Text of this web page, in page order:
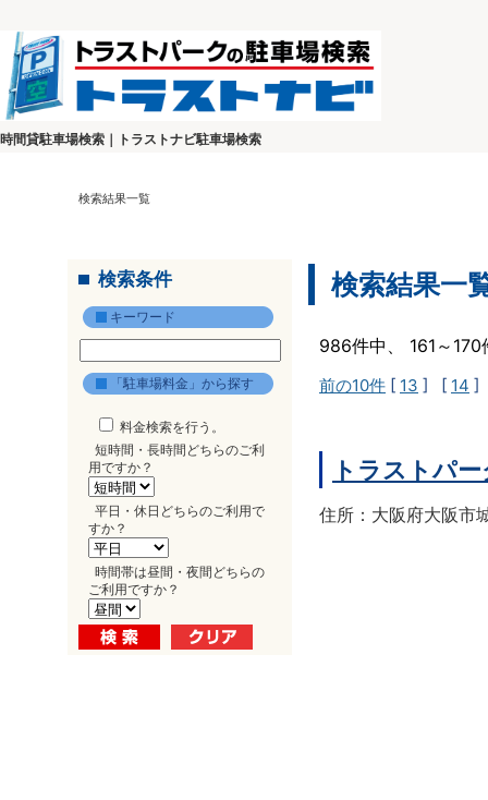
時間貸駐車場検索｜トラストナビ駐車場検索
検索結果一覧
検索条件
キーワード
「駐車場料金」から探す
料金検索を行う。
短時間・長時間どちらのご利
用ですか？
平日・休日どちらのご利用で
すか？
時間帯は昼間・夜間どちらの
ご利用ですか？
検索結果一
986件中、 161～
前の10件 [ 13 ] [ 14 ]
トラストパ
住所：大阪府大阪市